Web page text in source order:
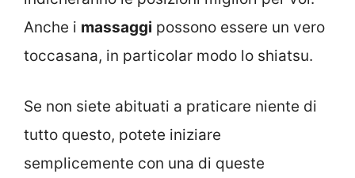
Anche i massaggi possono essere un vero
toccasana, in particolar modo lo shiatsu.
Se non siete abituati a praticare niente di
tutto questo, potete iniziare
semplicemente con una di queste